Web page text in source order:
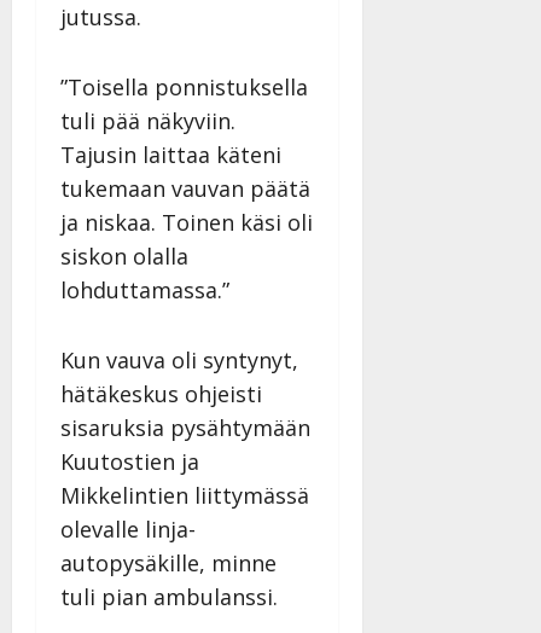
jutussa.
”Toisella ponnistuksella
tuli pää näkyviin.
Tajusin laittaa käteni
tukemaan vauvan päätä
ja niskaa. Toinen käsi oli
siskon olalla
lohduttamassa.”
Kun vauva oli syntynyt,
hätäkeskus ohjeisti
sisaruksia pysähtymään
Kuutostien ja
Mikkelintien liittymässä
olevalle linja-
autopysäkille, minne
tuli pian ambulanssi.